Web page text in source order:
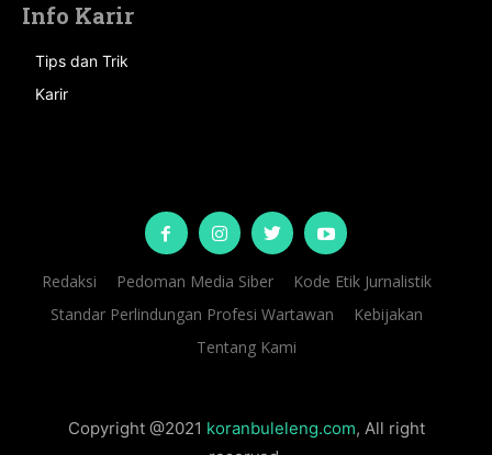
Info Karir
Tips dan Trik
Karir
Redaksi Pedoman Media Siber
Kode Etik Jurnalistik
Standar Perlindungan Profesi Wartawan
Kebijakan
Tentang Kami
Copyright @2021 koranbuleleng.com, All right